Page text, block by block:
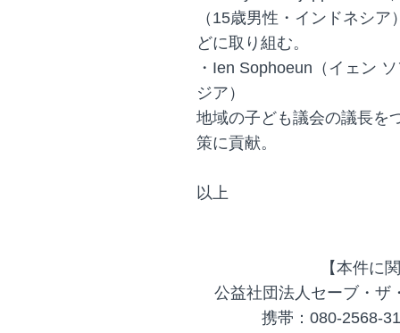
（15歳男性・インドネシ
どに取り組む。
・Ien Sophoeun（イェン
ジア）
地域の子ども議会の議長を
策に貢献。
以上
【本件に
公益社団法人セーブ・ザ
携帯： 080-2568-